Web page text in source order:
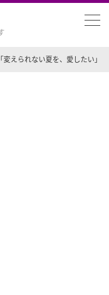
えられない夏を、愛したい」